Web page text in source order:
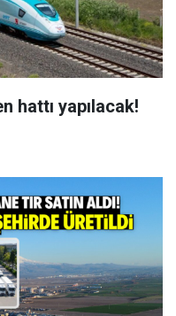
hattı yapılacak!